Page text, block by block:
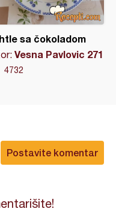
sa čokoladom
Vesna Pavlovic 271
4732
Postavite komentar